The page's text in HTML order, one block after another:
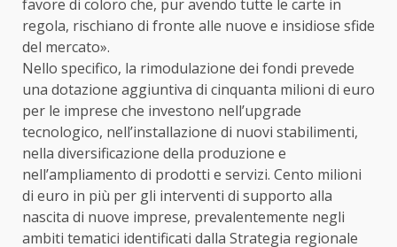
favore di coloro che, pur avendo tutte le carte in
regola, rischiano di fronte alle nuove e insidiose sfide
del mercato».
Nello specifico, la rimodulazione dei fondi prevede
una dotazione aggiuntiva di cinquanta milioni di euro
per le imprese che investono nell’upgrade
tecnologico, nell’installazione di nuovi stabilimenti,
nella diversificazione della produzione e
nell’ampliamento di prodotti e servizi. Cento milioni
di euro in più per gli interventi di supporto alla
nascita di nuove imprese, prevalentemente negli
ambiti tematici identificati dalla Strategia regionale